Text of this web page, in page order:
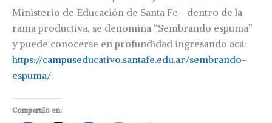
Ministerio de Educación de Santa Fe─ dentro de la
rama productiva, se denomina “Sembrando espuma”
y puede conocerse en profundidad ingresando acá:
https://campuseducativo.santafe.edu.ar/sembrando-
espuma/.
Compartilo en: